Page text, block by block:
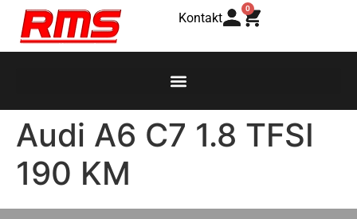
Kontakt
0
Audi A6 C7 1.8 TFSI
190 KM